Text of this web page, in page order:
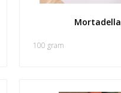
Mortadella
100 gram